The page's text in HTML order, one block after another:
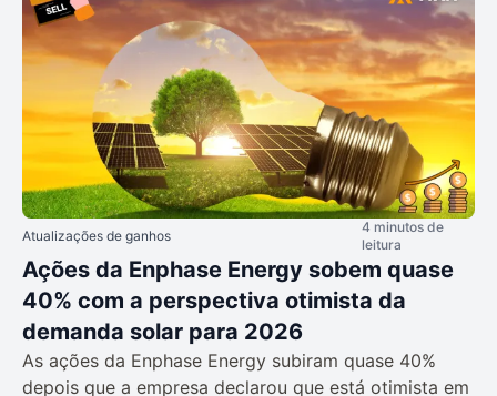
Atualizações de ganhos
4 minutos de
leitura
Ações da Enphase Energy sobem quase
40% com a perspectiva otimista da
demanda solar para 2026
As ações da Enphase Energy subiram quase 40%
depois que a empresa declarou que está otimista em